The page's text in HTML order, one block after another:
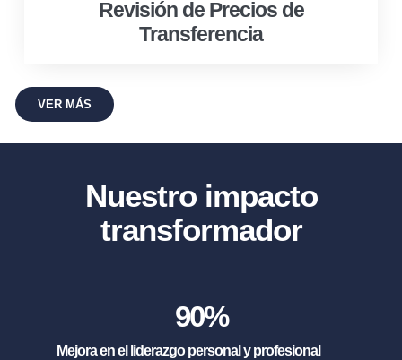
Revisión de Precios de
Transferencia
VER MÁS
Nuestro impacto
transformador
90%
Mejora en el liderazgo personal y profesional